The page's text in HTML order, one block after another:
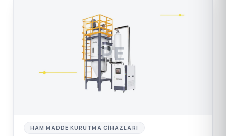
PE
HAM MADDE KURUTMA CIHAZLARI